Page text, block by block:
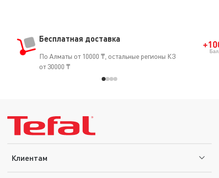
Бесплатная доставка
По Алматы от 10000 ₸, остальные регионы КЗ
от 30000 ₸
Клиентам